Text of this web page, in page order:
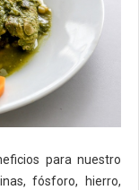
para nuestro
fósforo, hierro,